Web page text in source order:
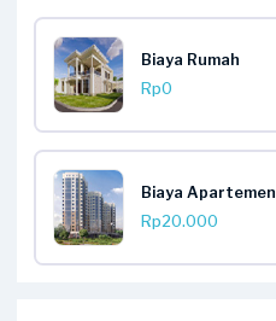
Biaya Rumah
Rp0
Biaya Apartemen
Rp20.000